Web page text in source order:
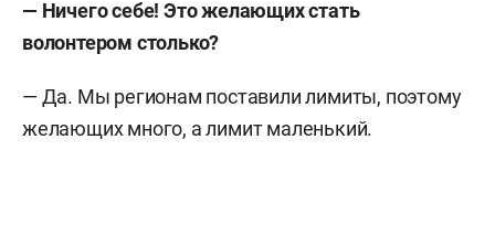
— Ничего себе! Это желающих стать
волонтером столько?
— Да. Мы регионам поставили лимиты, поэтому
желающих много, а лимит маленький.